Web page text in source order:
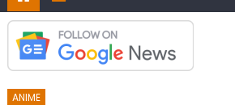
ANIME